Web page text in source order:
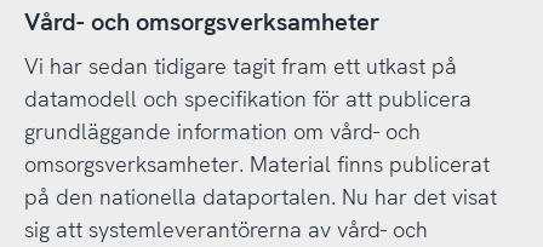
Vård- och omsorgsverksamheter
Vi har sedan tidigare tagit fram ett utkast på
datamodell och specifikation för att publicera
grundläggande information om vård- och
omsorgsverksamheter. Material finns publicerat
på den nationella dataportalen. Nu har det visat
sig att systemleverantörerna av vård- och